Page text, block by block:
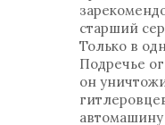
старший
Только в
Подречье
он